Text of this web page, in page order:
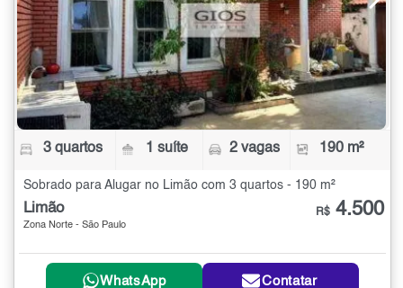
3 quartos 1 suíte 2 vagas 190 m²
Sobrado para Alugar no Limão com 3 quartos - 190 m²
Limão
Zona Norte - São Paulo
R$ 4.500
WhatsApp Contatar